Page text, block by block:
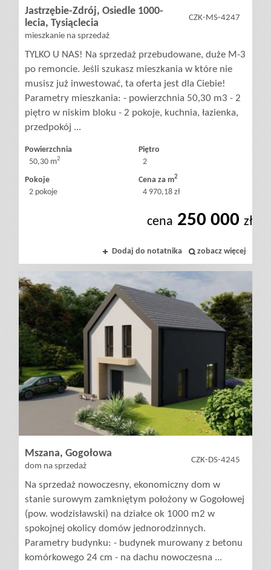
Jastrzębie-Zdrój, Osiedle 1000-
lecia, Tysiąclecia
mieszkanie na sprzedaż
CZK-MS-4247
TYLKO U NAS! Na sprzedaż przebudowane, duże M-3
po remoncie. Jeśli szukasz mieszkania w które nie
musisz już inwestować, ta oferta jest dla Ciebie!
Parametry mieszkania: - powierzchnia 50,30 m3 - 2
piętro w niskim bloku - 2 pokoje, kuchnia, łazienka,
przedpokój ...
Powierzchnia
50,30 m2
Piętro
2
Pokoje
2 pokoje
Cena za m2
4 970,18 zł
cena 250 000 zł
Dodaj do notatnika zobacz więcej
Mszana, Gogołowa
dom na sprzedaż
CZK-DS-4245
Na sprzedaż nowoczesny, ekonomiczny dom w
stanie surowym zamkniętym położony w Gogołowej
(pow. wodzisławski) na działce ok 1000 m2 w
spokojnej okolicy domów jednorodzinnych.
Parametry budynku: - budynek murowany z betonu
komórkowego 24 cm - na dachu nowoczesna ...